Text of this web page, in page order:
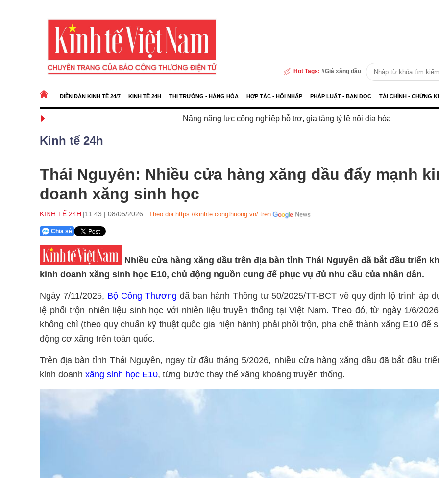
Hot Tags: Giá xăng dầu
DIỄN ĐÀN KINH TẾ 24/7 KINH TẾ 24H THỊ TRƯỜNG - HÀNG HÓA HỢP TÁC - HỘI NHẬP PHÁP LUẬT - BẠN ĐỌC TÀI CHÍNH - CHỨNG
Nâng năng lực công nghiệp hỗ trợ, gia tăng tỷ lệ nội địa hóa Hải quan xử lý
Kinh tế 24h
Thái Nguyên: Nhiều cửa hàng xăng dầu đẩy mạnh
doanh xăng sinh học
KINH TẾ 24H 11:43 | 08/05/2026 Theo dõi https://kinhte.congthuong.vn/ trên
Chia sẻ
Nhiều cửa hàng xăng dầu trên địa bàn tỉnh Thái Nguyên đã bắt đầu triển
kinh doanh xăng sinh học E10, chủ động nguồn cung để phục vụ đủ nhu cầu của nhân dân.
Ngày 7/11/2025, Bộ Công Thương đã ban hành Thông tư 50/2025/TT-BCT về quy định lộ trình áp
lệ phối trộn nhiên liệu sinh học với nhiên liệu truyền thống tại Việt Nam. Theo đó, từ ngày 1/6/
không chì (theo quy chuẩn kỹ thuật quốc gia hiện hành) phải phối trộn, pha chế thành xăng E10 để
động cơ xăng trên toàn quốc.
Trên địa bàn tỉnh Thái Nguyên, ngay từ đầu tháng 5/2026, nhiều cửa hàng xăng dầu đã bắt đầu
kinh doanh xăng sinh học E10, từng bước thay thế xăng khoáng truyền thống.